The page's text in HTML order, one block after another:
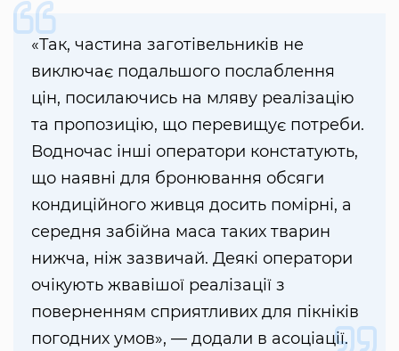
«Так, частина заготівельників не
виключає подальшого послаблення
цін, посилаючись на мляву реалізацію
та пропозицію, що перевищує потреби.
Водночас інші оператори констатують,
що наявні для бронювання обсяги
кондиційного живця досить помірні, а
середня забійна маса таких тварин
нижча, ніж зазвичай. Деякі оператори
очікують жвавішої реалізації з
поверненням сприятливих для пікніків
погодних умов», — додали в асоціації.